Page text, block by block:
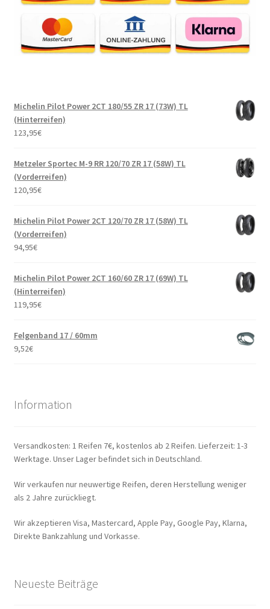
Michelin Pilot Power 2CT 180/55 ZR 17 (73W) TL
(Hinterreifen)
123,95€
Metzeler Sportec M-9 RR 120/70 ZR 17 (58W) TL
(Vorderreifen)
120,95€
Michelin Pilot Power 2CT 120/70 ZR 17 (58W) TL
(Vorderreifen)
94,95€
Michelin Pilot Power 2CT 160/60 ZR 17 (69W) TL
(Hinterreifen)
119,95€
Felgenband 17 / 60mm
9,52€
Information
Versandkosten: 1 Reifen 7€, kostenlos ab 2 Reifen. Lieferzeit: 1-3
Werktage. Unser Lager befindet sich in Deutschland.
Wir verkaufen nur neuwertige Reifen, deren Herstellung weniger
als 2 Jahre zurückliegt.
Wir akzeptieren Visa, Mastercard, Apple Pay, Google Pay, Klarna,
Direkte Bankzahlung und Vorkasse.
Neueste Beiträge